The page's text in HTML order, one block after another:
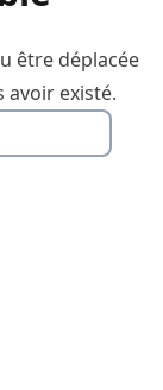
être déplacée
avoir existé.